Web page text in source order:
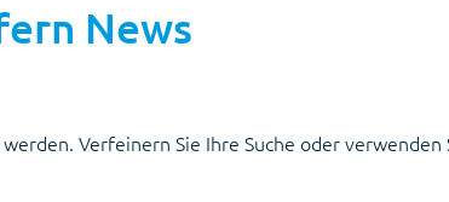
News
Verfeinern Sie Ihre Suche oder